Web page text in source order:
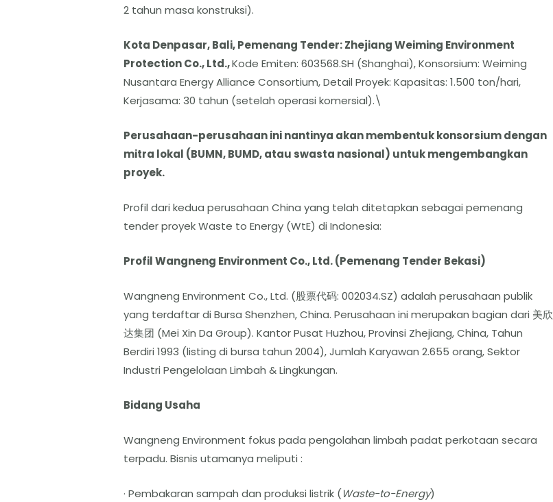
2 tahun masa konstruksi).
Kota Denpasar, Bali, Pemenang Tender: Zhejiang Weiming Environment
Protection Co., Ltd.,Kode Emiten: 603568.SH (Shanghai), Konsorsium: Weiming
Nusantara Energy Alliance Consortium, Detail Proyek: Kapasitas: 1.500 ton/hari,
Kerjasama: 30 tahun (setelah operasi komersial).\
Perusahaan-perusahaan ini nantinya akan membentuk konsorsium dengan
mitra lokal (BUMN, BUMD, atau swasta nasional) untuk mengembangkan
proyek.
Profil dari kedua perusahaan China yang telah ditetapkan sebagai pemenang
tender proyek Waste to Energy (WtE) di Indonesia:
Profil Wangneng Environment Co., Ltd. (Pemenang Tender Bekasi)
Wangneng Environment Co., Ltd. (股票代码: 002034.SZ) adalah perusahaan publik
yang terdaftar di Bursa Shenzhen, China. Perusahaan ini merupakan bagian dari 美欣
达集团 (Mei Xin Da Group). Kantor Pusat Huzhou, Provinsi Zhejiang, China, Tahun
Berdiri 1993 (listing di bursa tahun 2004), Jumlah Karyawan 2.655 orang, Sektor
Industri Pengelolaan Limbah & Lingkungan.
Bidang Usaha
Wangneng Environment fokus pada pengolahan limbah padat perkotaan secara
terpadu. Bisnis utamanya meliputi :
· Pembakaran sampah dan produksi listrik (Waste-to-Energy)